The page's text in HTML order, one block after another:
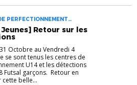
PERFECTIONNEMENT
FUTSAL FUTSALRetour sur les
Octobre au Vendredi 4
se sont tenus les centres de
U14 et les détections
Futsal garçons. Retour en
cette belle...